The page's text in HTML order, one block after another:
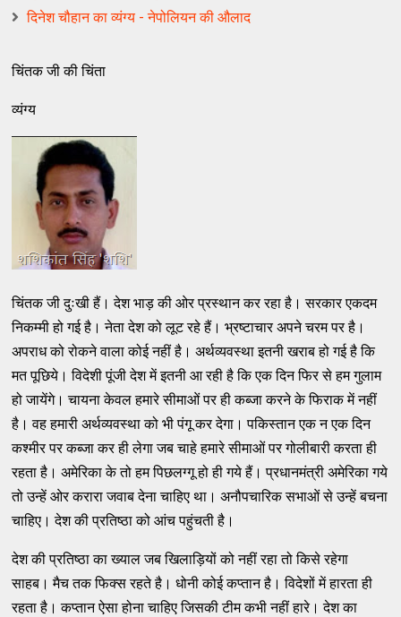
दिनेश चौहान का व्यंग्य - नेपोलियन की औलाद
चिंतक जी की चिंता
व्‍यंग्‍य
चिंतक जी दुःखी हैं। देश भाड़ की ओर प्रस्‍थान कर रहा है। सरकार एकदम
निकम्‍मी हो गई है। नेता देश को लूट रहे हैं। भ्रष्‍टाचार अपने चरम पर है।
अपराध को रोकने वाला कोई नहीं है। अर्थव्‍यवस्‍था इतनी खराब हो गई है कि
मत पूछिये। विदेशी पूंजी देश में इतनी आ रही है कि एक दिन फिर से हम गुलाम
हो जायेंगे। चायना केवल हमारे सीमाओं पर ही कब्‍जा करने के फिराक में नहीं
है। वह हमारी अर्थव्‍यवस्‍था को भी पंगू कर देगा। पकिस्‍तान एक न एक दिन
कश्‍मीर पर कब्‍जा कर ही लेगा जब चाहे हमारे सीमाओं पर गोलीबारी करता ही
रहता है। अमेरिका के तो हम पिछलग्‍गू हो ही गये हैं। प्रधानमंत्री अमेरिका गये
तो उन्‍हें ओर करारा जवाब देना चाहिए था। अनौपचारिक सभाओं से उन्‍हें बचना
चाहिए। देश की प्रतिष्‍ठा को आंच पहुंचती है।
देश की प्रतिष्‍ठा का ख्‍याल जब खिलाड़ियों को नहीं रहा तो किसे रहेगा
साहब। मैच तक फिक्‍स रहते है। धोनी कोई कप्‍तान है। विदेशों में हारता ही
रहता है। कप्‍तान ऐसा होना चाहिए जिसकी टीम कभी नहीं हारे। देश का